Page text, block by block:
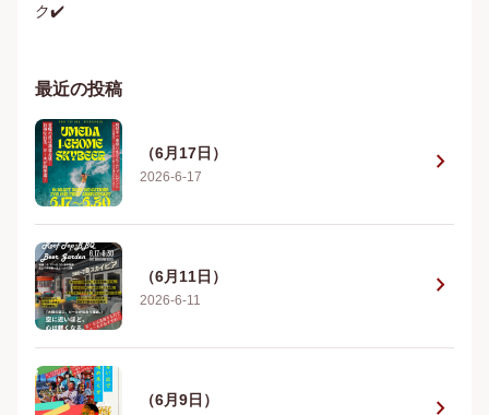
ク✔️
最近の投稿
（6月17日）
2026-6-17 chevron_right
（6月11日）
2026-6-11 chevron_right
（6月9日） chevron_right